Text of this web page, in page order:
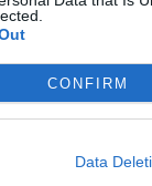
CONFIRM
Data
gamtos